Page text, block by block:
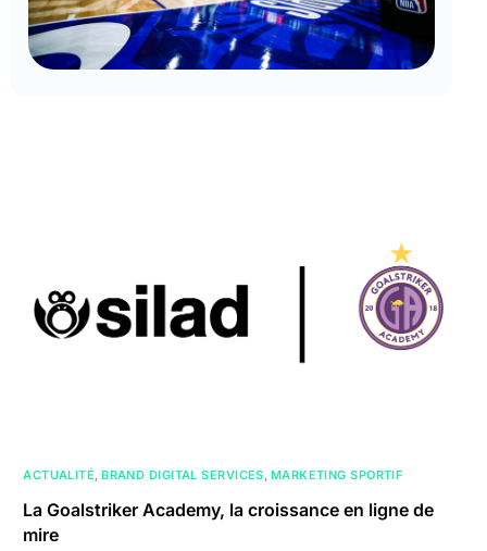
ACTUALITÉ,BRAND DIGITAL SERVICES, MARKETING SPORTIF
La Goalstriker Academy, la croissance en ligne de
mire